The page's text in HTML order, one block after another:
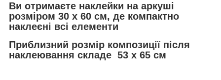
Ви отримаєте наклейки на аркуші
розміром 30 х 60 см, де компактно
наклеєні всі елементи
Приблизний розмір композиції після
наклеювання складе 53 х 65 см